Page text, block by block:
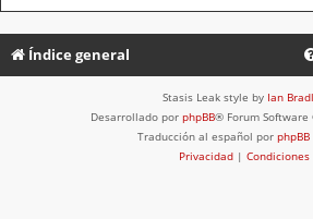
Índice general
Stasis Leak style by Ian
Desarrollado por phpBB® Forum Software
Traducción al español por phpBB
Privacidad | Condiciones